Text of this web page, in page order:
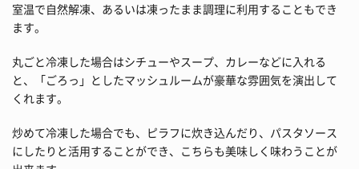
室温で自然解凍、あるいは凍ったまま調理に利用することもでき
ます。
丸ごと冷凍した場合はシチューやスープ、カレーなどに入れる
と、「ごろっ」としたマッシュルームが豪華な雰囲気を演出して
くれます。
炒めて冷凍した場合でも、ピラフに炊き込んだり、パスタソース
にしたりと活用することができ、こちらも美味しく味わうことが